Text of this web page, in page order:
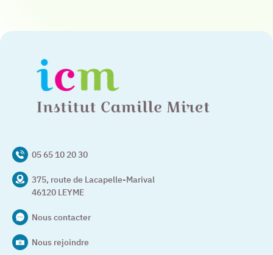
05 65 10 20 30
375, route de Lacapelle-Marival
46120 LEYME
Nous contacter
Nous rejoindre